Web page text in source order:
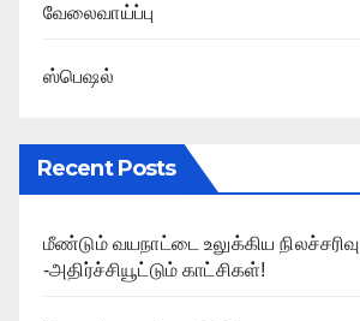
வேலைவாய்ப்பு
ஸ்பெஷல்
Recent Posts
மீண்டும் வயநாட்டை உலுக்கிய நிலச்சரிவு
-அதிர்ச்சியூட்டும் காட்சிகள்!